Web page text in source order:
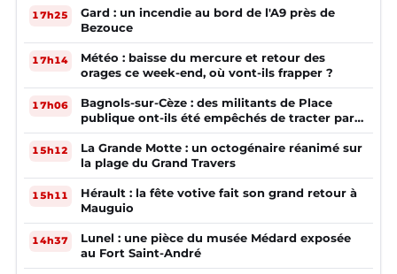
17h25
Gard : un incendie au bord de l'A9 près de
Bezouce
17h14
Météo : baisse du mercure et retour des
orages ce week-end, où vont-ils frapper ?
17h06
Bagnols-sur-Cèze : des militants de Place
publique ont-ils été empêchés de tracter par
la mairie ?
15h12
La Grande Motte : un octogénaire réanimé sur
la plage du Grand Travers
15h11
Hérault : la fête votive fait son grand retour à
Mauguio
14h37
Lunel : une pièce du musée Médard exposée
au Fort Saint-André